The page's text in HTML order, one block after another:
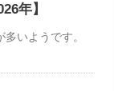
年】
多いようです。